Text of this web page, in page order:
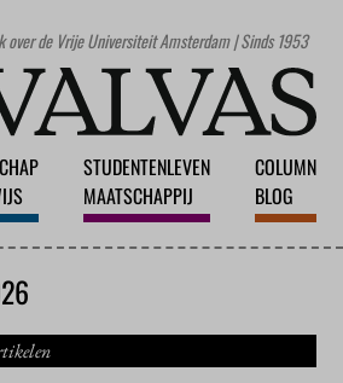
de Vrije Universiteit Amsterdam | Sinds 1953
STUDENTENLEVEN
MAATSCHAPPIJ
COLUMN
BLOG